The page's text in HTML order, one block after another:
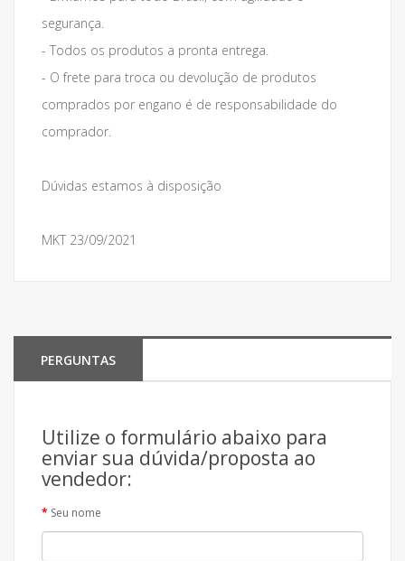
segurança.
- Todos os produtos a pronta entrega.
- O frete para troca ou devolução de produtos
comprados por engano é de responsabilidade do
comprador.
Dúvidas estamos à disposição
MKT 23/09/2021
PERGUNTAS
Utilize o formulário abaixo para
enviar sua dúvida/proposta ao
vendedor:
Seu nome